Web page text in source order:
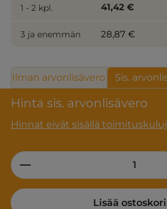
Hinta sis. arvonlisävero
Hinnat eivät sisällä
1 - 2 kpl. 41,42 €
3 ja enemmän 28,87 €
Ilman arvonlisävero Sis.
Product Quantity:
Lisää